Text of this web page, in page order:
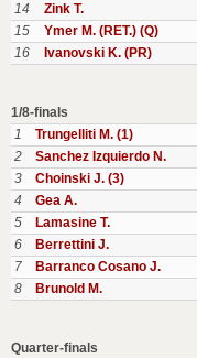
14 Zink T.
15
Ymer M. (RET.) (Q)
16
Ivanovski K. (PR)
1/8-finals
1
Trungelliti M. (1)
2
Sanchez Izquierdo N.
3
Choinski J. (3)
4
Gea A.
5
Lamasine T.
6
Berrettini J.
7
Barranco Cosano J.
8
Brunold M.
Quarter-finals